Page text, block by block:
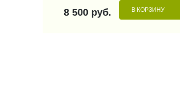
8 500 руб. В КОРЗИНУ